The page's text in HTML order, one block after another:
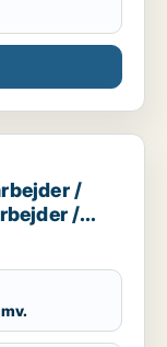
sælger / tjener /
/
/